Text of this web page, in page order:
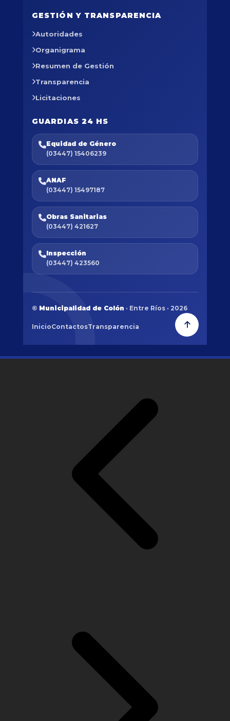
GESTIÓN Y TRANSPARENCIA
Autoridades
Organigrama
Resumen de Gestión
Transparencia
Licitaciones
GUARDIAS 24 HS
Equidad de Género
(03447) 15406239
ANAF
(03447) 15497187
Obras Sanitarias
(03447) 421627
Inspección
(03447) 423560
© Municipalidad de Colón · Entre Ríos · 2026
InicioContactosTransparencia